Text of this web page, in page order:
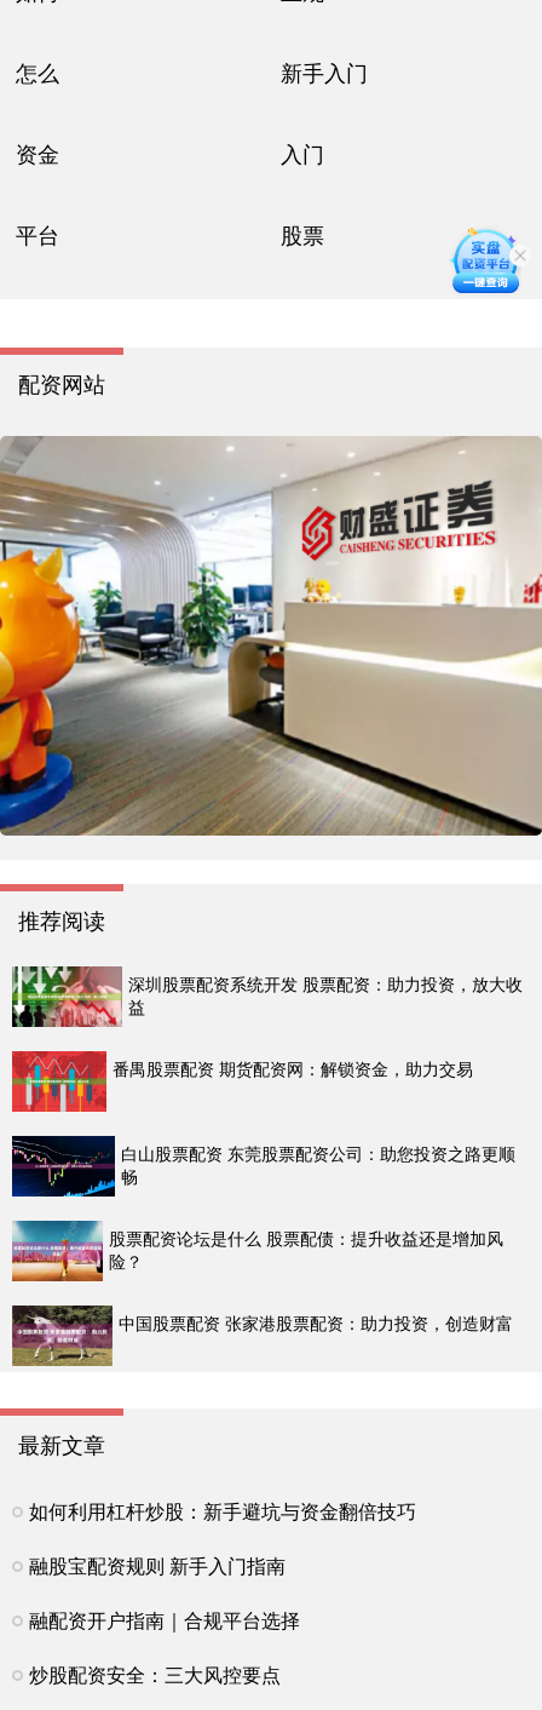
怎么 新手入门
资金 入门
平台 股票
配资网站
推荐阅读
深圳股票配资系统开发 股票配资：助力投资，放大收
益
番禺股票配资 期货配资网：解锁资金，助力交易
白山股票配资 东莞股票配资公司：助您投资之路更顺
畅
股票配资论坛是什么 股票配债：提升收益还是增加风
险？
中国股票配资 张家港股票配资：助力投资，创造财富
最新文章
如何利用杠杆炒股：新手避坑与资金翻倍技巧
融股宝配资规则 新手入门指南
融配资开户指南｜合规平台选择
炒股配资安全：三大风控要点